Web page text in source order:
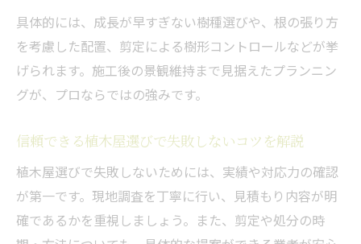
天王寺区の植木屋サービス費用の比較と選
び方
植木屋に依頼する際の費用内訳と注意点を
解説
納得できる植木屋の費用感を天王寺区で探
追加費用が発生しない植木屋選びのポイン
ト
適切な施工時期を知ることで美しい庭を維持
具体的には、成長が早すぎない樹種選びや、根の張り方
を考慮した配置、剪定による樹形コントロールなどが挙
げられます。施工後の景観維持まで見据えたプランニン
グが、プロならではの強みです。
信頼できる植木屋選びで失敗しないコツを解説
植木屋選びで失敗しないためには、実績や対応力の確認
が第一です。現地調査を丁寧に行い、見積もり内容が明
確であるかを重視しましょう。また、剪定や処分の時